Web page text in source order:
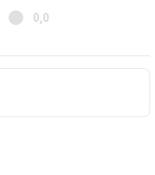
0,0